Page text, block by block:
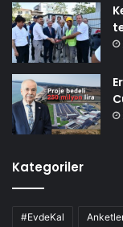
Kategoriler
#EvdeKal